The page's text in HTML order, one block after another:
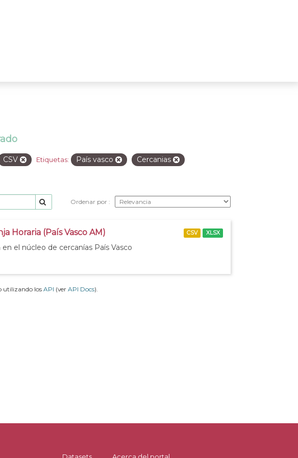
CSV Etiquetas: País vasco
Cercanias
Ordenar por
Horaria (País Vasco AM)
el núcleo de cercanías País Vasco
CSV XLSX
utilizando los API (ver API Docs).
Datasets Acerca del portal